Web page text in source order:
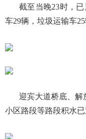
截至当晚23时，
车29辆，垃圾运输车
迎宾大道桥底、解
小区路段等路段积水